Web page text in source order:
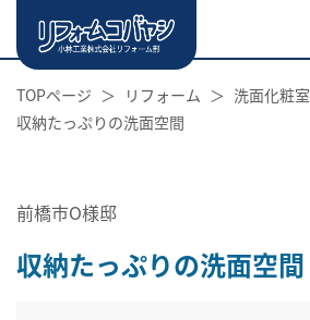
TOPページ
リフォーム
洗面化粧室
収納たっぷりの洗面空間
前橋市O様邸
収納たっぷりの洗面空間